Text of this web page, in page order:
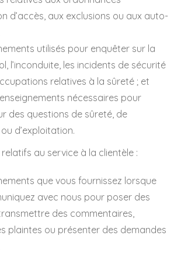
d’accès, aux exclusions ou aux auto-
utilisés pour enquêter sur la
l’inconduite, les incidents de sécurité
relatives à la sûreté ; et
nécessaires pour
des questions de sûreté, de
d’exploitation.
au service à la clientèle :
que vous fournissez lorsque
avec nous pour poser des
des commentaires,
plaintes ou présenter des demandes